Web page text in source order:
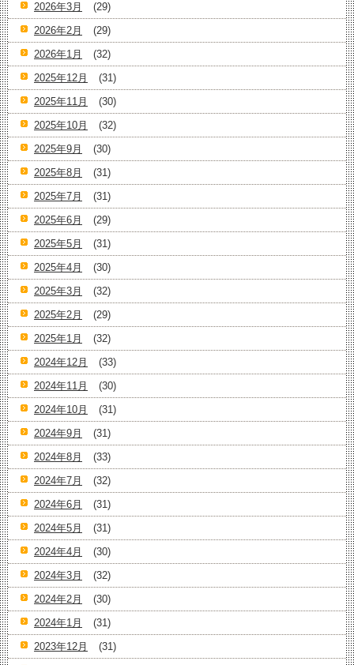
2026年3月
(29)
2026年2月
(29)
2026年1月
(32)
2025年12月
(31)
2025年11月
(30)
2025年10月
(32)
2025年9月
(30)
2025年8月
(31)
2025年7月
(31)
2025年6月
(29)
2025年5月
(31)
2025年4月
(30)
2025年3月
(32)
2025年2月
(29)
2025年1月
(32)
2024年12月
(33)
2024年11月
(30)
2024年10月
(31)
2024年9月
(31)
2024年8月
(33)
2024年7月
(32)
2024年6月
(31)
2024年5月
(31)
2024年4月
(30)
2024年3月
(32)
2024年2月
(30)
2024年1月
(31)
2023年12月
(31)